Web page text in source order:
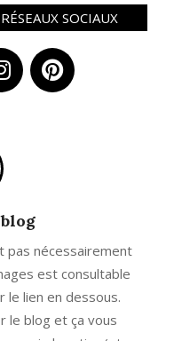
SOCIAUX
pas nécessairement
est consultable
le lien en dessous.
le blog et ça vous